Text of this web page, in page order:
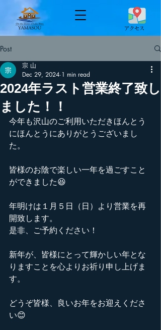
​アクセス
Post
2024年ラスト営業終了致し
ました！！
宗 山
Dec 29, 2024 1 min read
今年も沢山のご利用いただきほんとう
にほんとうにありがとうございまし
た。
皆様のお陰で楽しい一年を過ごすこと
ができました😆
年明けは１月５日（日）より営業を再
開致します。
是非、ご予約ください！
新年が、皆様にとって輝かしい年とな
りますことを心よりお祈り申し上げま
す。
どうぞ皆様、良いお年をお迎えくださ
い😊